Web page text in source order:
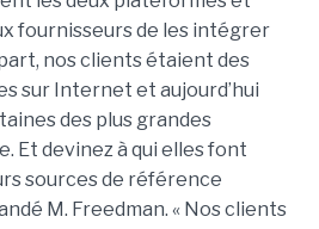
fournisseurs de les intégrer
nos clients étaient des
sur Internet et aujourd’hui
des plus grandes
Et devinez à qui elles font
sources de référence
M. Freedman. « Nos clients